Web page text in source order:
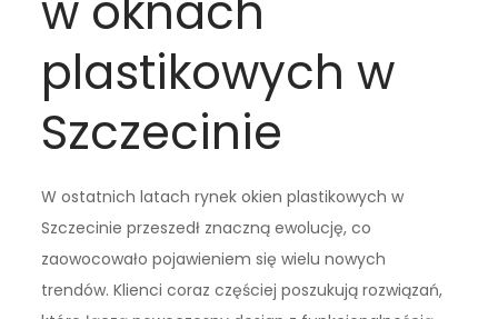
plastikowych w
Szczecinie
W ostatnich latach rynek okien plastikowych w
Szczecinie przeszedł znaczną ewolucję, co
zaowocowało pojawieniem się wielu nowych
trendów. Klienci coraz częściej poszukują rozwiązań,